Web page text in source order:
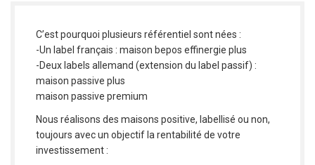
C’est pourquoi plusieurs référentiel sont nées :
-Un label français : maison bepos effinergie plus
-Deux labels allemand (extension du label passif) :
maison passive plus
maison passive premium
Nous réalisons des maisons positive, labellisé ou non,
toujours avec un objectif la rentabilité de votre
investissement :